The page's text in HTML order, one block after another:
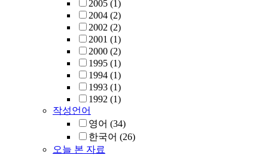
2005 (1)
2004 (2)
2002 (2)
2001 (1)
2000 (2)
1995 (1)
1994 (1)
1993 (1)
1992 (1)
작성언어
영어 (34)
한국어 (26)
오늘 본 자료